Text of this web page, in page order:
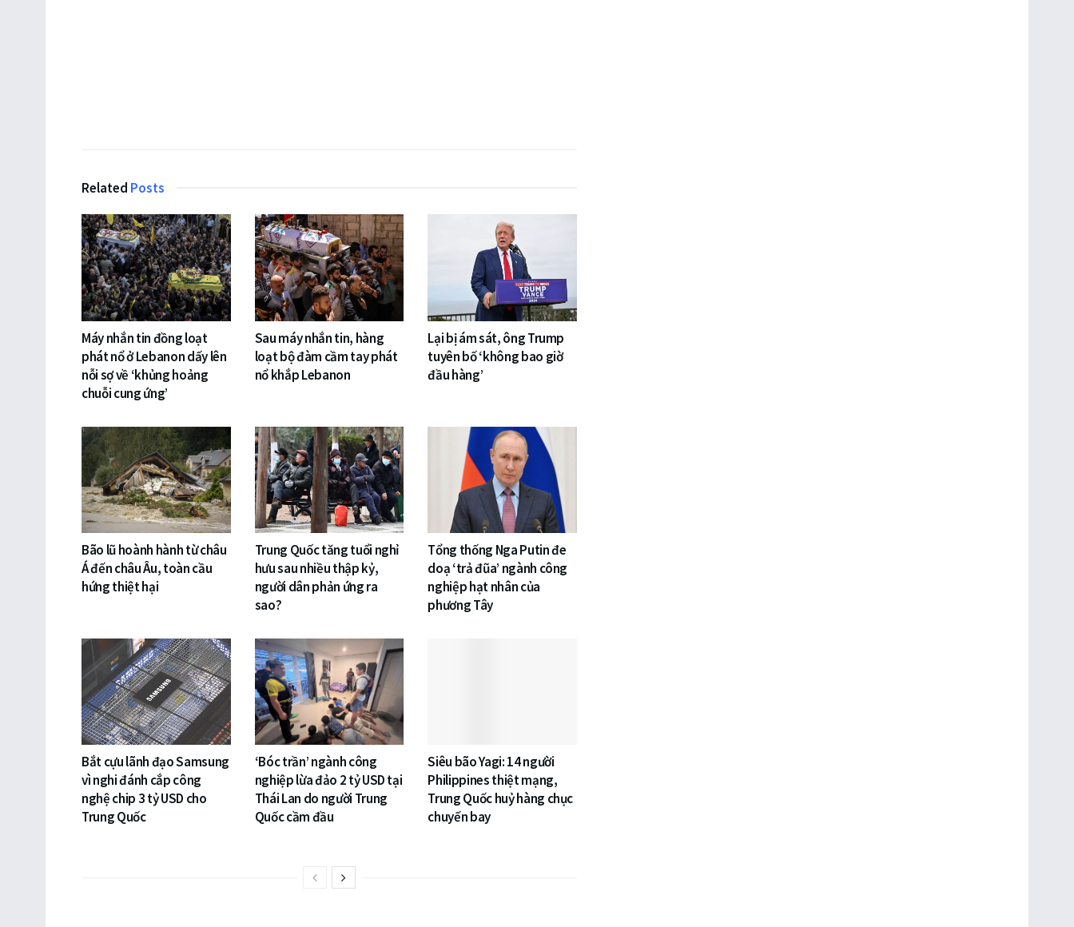
Related Posts
Máy nhắn tin đồng loạt
phát nổ ở Lebanon dấy lên
nỗi sợ về ‘khủng hoảng
chuỗi cung ứng’
Sau máy nhắn tin, hàng
loạt bộ đàm cầm tay phát
nổ khắp Lebanon
Lại bị ám sát, ông Trump
tuyên bố ‘không bao giờ
đầu hàng’
Bão lũ hoành hành từ châu
Á đến châu Âu, toàn cầu
hứng thiệt hại
Trung Quốc tăng tuổi nghỉ
hưu sau nhiều thập kỷ,
người dân phản ứng ra
sao?
Tổng thống Nga Putin đe
doạ ‘trả đũa’ ngành công
nghiệp hạt nhân của
phương Tây
Bắt cựu lãnh đạo Samsung
vì nghi đánh cắp công
nghệ chip 3 tỷ USD cho
Trung Quốc
‘Bóc trần’ ngành công
nghiệp lừa đảo 2 tỷ USD tại
Thái Lan do người Trung
Quốc cầm đầu
Siêu bão Yagi: 14 người
Philippines thiệt mạng,
Trung Quốc huỷ hàng chục
chuyến bay